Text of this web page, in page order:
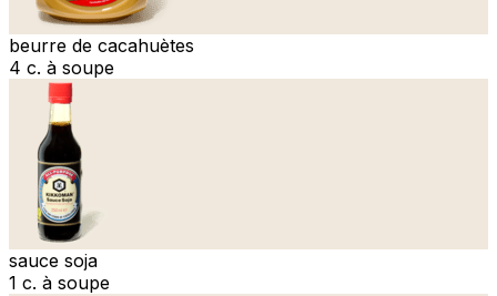
beurre de cacahuètes
4 c. à soupe
sauce soja
1 c. à soupe